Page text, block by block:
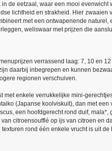
de eetzaal, waar een mooi evenwicht
lichtheid en strakheid. Hier zwaaien
met een ontwapenende naturel,
weliswaar met prijzen die
verrassend laag: 7, 10 en
daarbij inbegrepen en kunnen
regionen verschuiven.
met enkele verrukkelijke mini-
(Japanse koolviskuit), dan met een
een hoofdgerecht rond duif, mala*,
citroensoufflé op ijs van citroen en
rond één enkele vrucht is uit de